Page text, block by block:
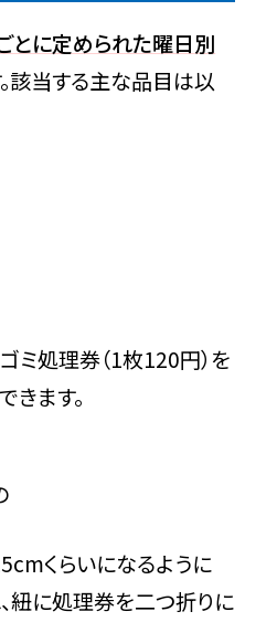
とに定められた曜日別
該当する主な品目は以
ミ処理券（1枚120円）を
きます。
くらいになるように
紐に処理券を二つ折りに